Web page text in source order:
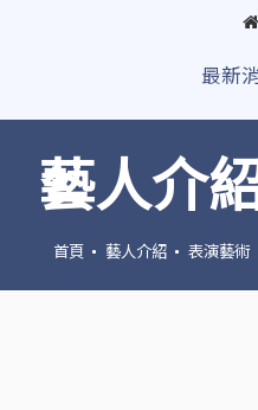
最新
藝人介
首頁 藝人介紹 表演藝術